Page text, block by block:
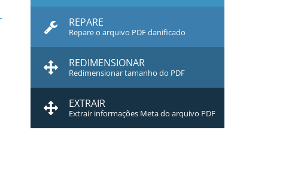
REPARE
Repare o arquivo PDF danificado
REDIMENSIONAR
Redimensionar tamanho do PDF
EXTRAIR
Extrair informações Meta do arquivo PDF